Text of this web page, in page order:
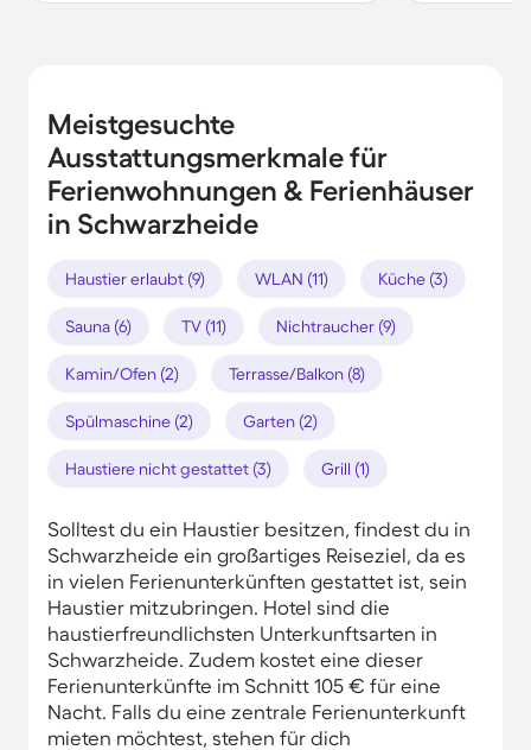
Meistgesuchte
Ausstattungsmerkmale für
Ferienwohnungen & Ferienhäuser
in Schwarzheide
Haustier erlaubt (9) WLAN (11) Küche (3)
Sauna (6) TV (11) Nichtraucher (9)
Kamin/Ofen (2) Terrasse/Balkon (8)
Spülmaschine (2) Garten (2)
Haustiere nicht gestattet (3) Grill (1)
Solltest du ein Haustier besitzen, findest du in
Schwarzheide ein großartiges Reiseziel, da es
in vielen Ferienunterkünften gestattet ist, sein
Haustier mitzubringen. Hotel sind die
haustierfreundlichsten Unterkunftsarten in
Schwarzheide. Zudem kostet eine dieser
Ferienunterkünfte im Schnitt 105 € für eine
Nacht. Falls du eine zentrale Ferienunterkunft
mieten möchtest, stehen für dich